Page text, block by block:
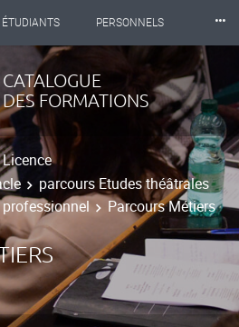
ÉTUDIANTS PERSONNELS
BIBLIOTHÈQUES
⸱⸱⸱
CATALOGUE
DES FORMATIONS
Licence
parcours Etudes théâtrales
professionnel
Parcours Métiers